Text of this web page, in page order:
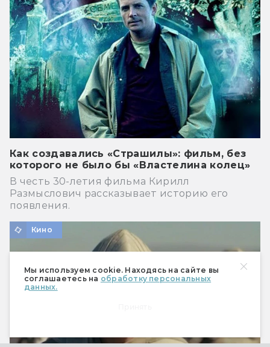
Мы используем cookie. Находясь на сайте вы
соглашаетесь на обработку персональных
данных.
Как создавались «Страшилы»: фильм, без
которого не было бы «Властелина колец»
В честь 30-летия фильма Кирилл
Размыслович рассказывает историю его
появления.
Кино